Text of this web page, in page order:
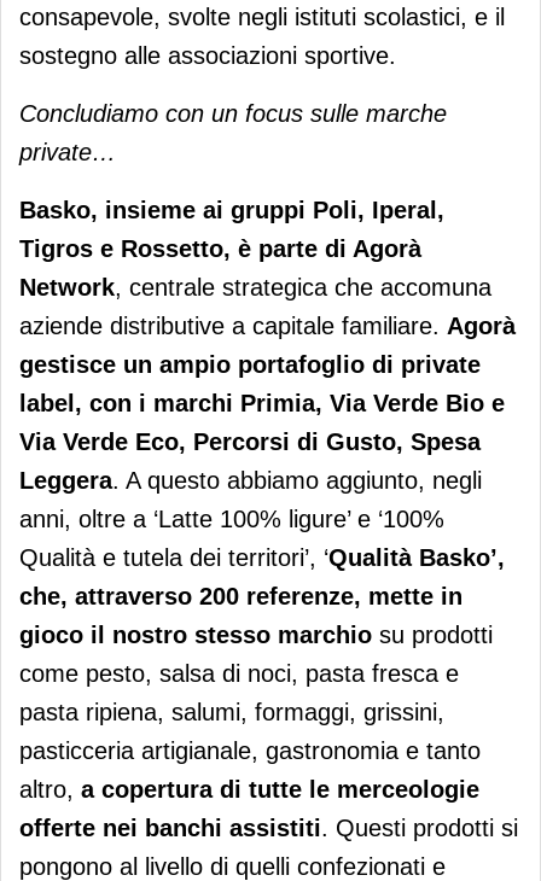
consapevole, svolte negli istituti scolastici, e il
sostegno alle associazioni sportive.
Concludiamo con un focus sulle marche
private…
Basko, insieme ai gruppi Poli, Iperal,
Tigros e Rossetto, è parte di Agorà
Network, centrale strategica che accomuna
aziende distributive a capitale familiare. Agorà
gestisce un ampio portafoglio di private
label, con i marchi Primia, Via Verde Bio e
Via Verde Eco, Percorsi di Gusto, Spesa
Leggera. A questo abbiamo aggiunto, negli
anni, oltre a ‘Latte 100% ligure’ e ‘100%
Qualità e tutela dei territori’, ‘Qualità Basko’,
che, attraverso 200 referenze, mette in
gioco il nostro stesso marchio su prodotti
come pesto, salsa di noci, pasta fresca e
pasta ripiena, salumi, formaggi, grissini,
pasticceria artigianale, gastronomia e tanto
altro, a copertura di tutte le merceologie
offerte nei banchi assistiti. Questi prodotti si
pongono al livello di quelli confezionati e